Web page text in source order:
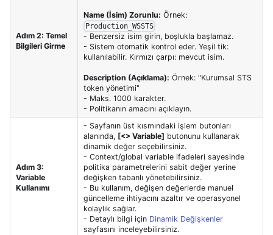
Adım 2: Temel
Bilgileri Girme
Name (İsim) Zorunlu: Örnek:
Production_WSSTS
- Benzersiz isim girin, boşlukla başlamaz.
- Sistem otomatik kontrol eder. Yeşil tik:
kullanılabilir. Kırmızı çarpı: mevcut isim.
Description (Açıklama): Örnek: "Kurumsal STS
token yönetimi"
- Maks. 1000 karakter.
- Politikanın amacını açıklayın.
Adım 3:
Variable
Kullanımı
- Sayfanın üst kısmındaki işlem butonları
alanında, [<> Variable] butonunu kullanarak
dinamik değer seçebilirsiniz.
- Context/global variable ifadeleri sayesinde
politika parametrelerini sabit değer yerine
değişken tabanlı yönetebilirsiniz.
- Bu kullanım, değişen değerlerde manuel
güncelleme ihtiyacını azaltır ve operasyonel
kolaylık sağlar.
- Detaylı bilgi için Dinamik Değişkenler
sayfasını inceleyebilirsiniz.